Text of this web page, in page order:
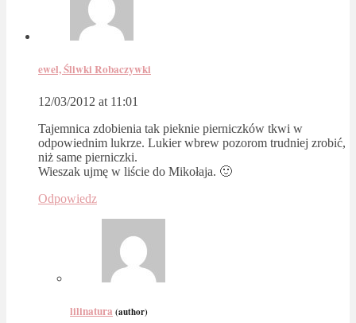
ewel, Śliwki Robaczywki
12/03/2012 at 11:01
Tajemnica zdobienia tak pieknie pierniczków tkwi w
odpowiednim lukrze. Lukier wbrew pozorom trudniej zrobić,
niż same pierniczki.
Wieszak ujmę w liście do Mikołaja. 🙂
Odpowiedz
lilinatura (author)